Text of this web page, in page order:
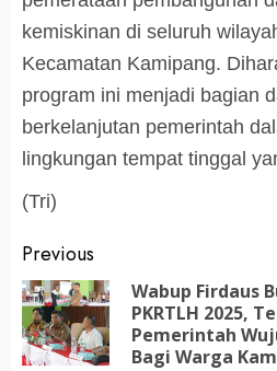
kemiskinan di seluruh
Kecamatan Kamipang.
program ini menjadi bagian
berkelanjutan pemerintah
lingkungan tempat tinggal
(Tri)
Post
navigation
Previous
Wabup Firdaus
PKRTLH 2025,
Pemerintah
Bagi Warga